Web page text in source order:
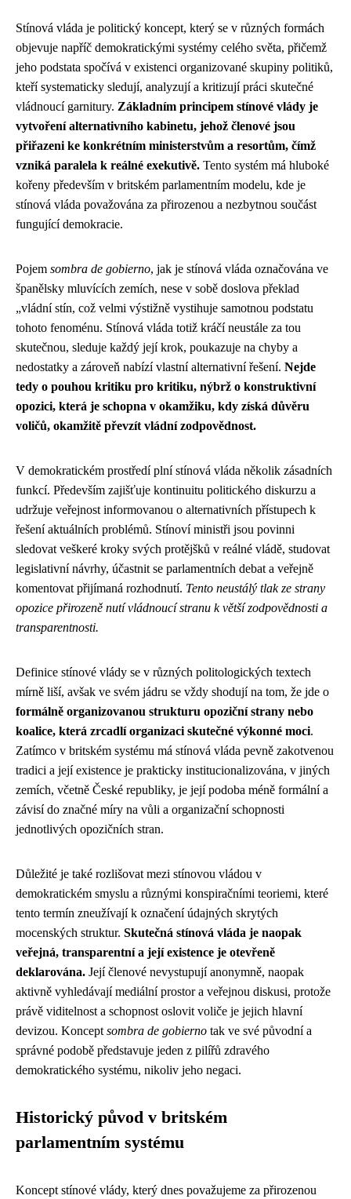
Stínová vláda je politický koncept, který se v různých formách
objevuje napříč demokratickými systémy celého světa, přičemž
jeho podstata spočívá v existenci organizované skupiny politiků,
kteří systematicky sledují, analyzují a kritizují práci skutečné
vládnoucí garnitury. Základním principem stínové vlády je
vytvoření alternativního kabinetu, jehož členové jsou
přiřazeni ke konkrétním ministerstvům a resortům, čímž
vzniká paralela k reálné exekutivě. Tento systém má hluboké
kořeny především v britském parlamentním modelu, kde je
stínová vláda považována za přirozenou a nezbytnou součást
fungující demokracie.
Pojem sombra de gobierno, jak je stínová vláda označována ve
španělsky mluvících zemích, nese v sobě doslova překlad
„vládní stín, což velmi výstižně vystihuje samotnou podstatu
tohoto fenoménu. Stínová vláda totiž kráčí neustále za tou
skutečnou, sleduje každý její krok, poukazuje na chyby a
nedostatky a zároveň nabízí vlastní alternativní řešení. Nejde
tedy o pouhou kritiku pro kritiku, nýbrž o konstruktivní
opozici, která je schopna v okamžiku, kdy získá důvěru
voličů, okamžitě převzít vládní zodpovědnost.
V demokratickém prostředí plní stínová vláda několik zásadních
funkcí. Především zajišťuje kontinuitu politického diskurzu a
udržuje veřejnost informovanou o alternativních přístupech k
řešení aktuálních problémů. Stínoví ministři jsou povinni
sledovat veškeré kroky svých protějšků v reálné vládě, studovat
legislativní návrhy, účastnit se parlamentních debat a veřejně
komentovat přijímaná rozhodnutí. Tento neustálý tlak ze strany
opozice přirozeně nutí vládnoucí stranu k větší zodpovědnosti a
transparentnosti.
Definice stínové vlády se v různých politologických textech
mírně liší, avšak ve svém jádru se vždy shodují na tom, že jde o
formálně organizovanou strukturu opoziční strany nebo
koalice, která zrcadlí organizaci skutečné výkonné moci.
Zatímco v britském systému má stínová vláda pevně zakotvenou
tradici a její existence je prakticky institucionalizována, v jiných
zemích, včetně České republiky, je její podoba méně formální a
závisí do značné míry na vůli a organizační schopnosti
jednotlivých opozičních stran.
Důležité je také rozlišovat mezi stínovou vládou v
demokratickém smyslu a různými konspiračními teoriemi, které
tento termín zneužívají k označení údajných skrytých
mocenských struktur. Skutečná stínová vláda je naopak
veřejná, transparentní a její existence je otevřeně
deklarována. Její členové nevystupují anonymně, naopak
aktivně vyhledávají mediální prostor a veřejnou diskusi, protože
právě viditelnost a schopnost oslovit voliče je jejich hlavní
devizou. Koncept sombra de gobierno tak ve své původní a
správné podobě představuje jeden z pilířů zdravého
demokratického systému, nikoliv jeho negaci.
Historický původ v britském
parlamentním systému
Koncept stínové vlády, který dnes považujeme za přirozenou